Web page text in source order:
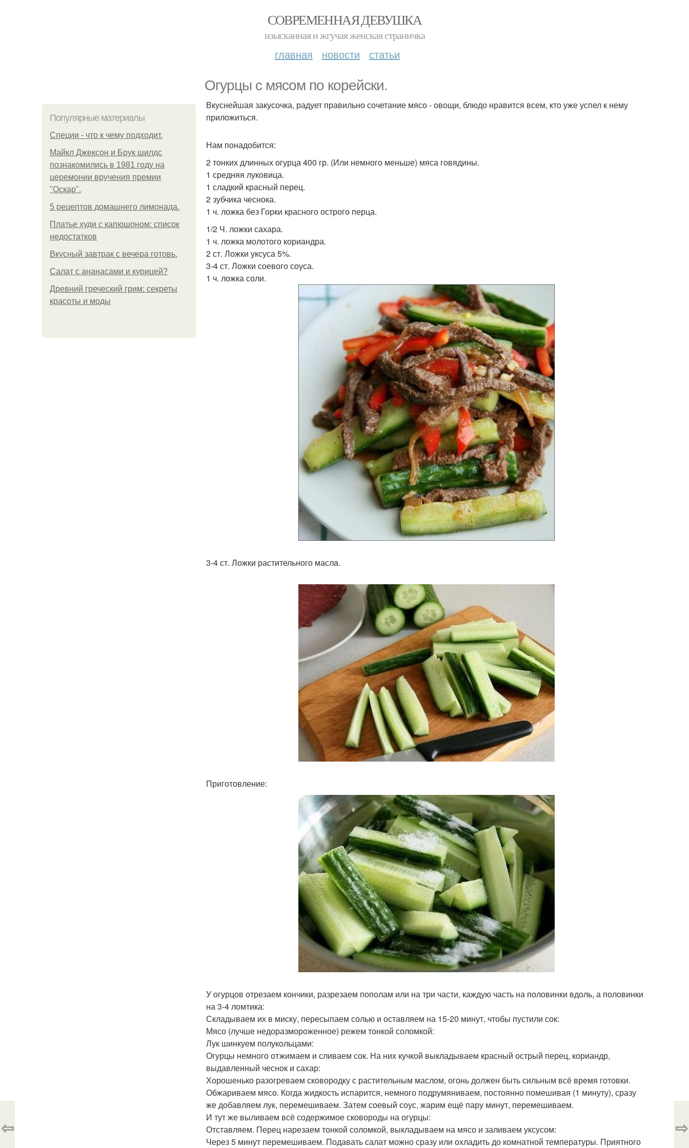
СОВРЕМЕННАЯ ДЕВУШКА
изысканная и жгучая женская страничка
главная новости статьи
Огурцы с мясом по корейски.
Популярные материалы
Специи - что к чему подходит.
Майкл Джексон и Брук шилдс
познакомились в 1981 году на
церемонии вручения премии
"Оскар".
5 рецептов домашнего лимонада.
Платье худи с капюшоном: список
недостатков
Вкусный завтрак с вечера готовь.
Салат с ананасами и курицей?
Древний греческий грим: секреты
красоты и моды
Вкуснейшая закусочка, радует правильно сочетание мясо - овощи, блюдо нравится всем, кто уже успел к нему
приложиться.
Нам понадобится:
2 тонких длинных огурца 400 гр. (Или немного меньше) мяса говядины.
1 средняя луковица.
1 сладкий красный перец.
2 зубчика чеснока.
1 ч. ложка без Горки красного острого перца.
1/2 Ч. ложки сахара.
1 ч. ложка молотого кориандра.
2 ст. Ложки уксуса 5%.
3-4 ст. Ложки соевого соуса.
1 ч. ложка соли.
3-4 ст. Ложки растительного маслa.
Приготовление:
У огурцов отрезаем кончики, разрезаем пополам или на три части, каждую часть на половинки вдоль, а половинки
на 3-4 ломтика:
Складываем их в миску, пересыпаем солью и оставляем на 15-20 минут, чтобы пустили сок:
Мясо (лучше недоразмороженное) режем тонкой соломкой:
Лук шинкуем полукольцами:
Огурцы немного отжимаем и сливаем сок. На них кучкой выкладываем красный острый перец, кориандр,
выдавленный чеснок и сахар:
Хорошенько разогреваем сковородку с растительным маслом, огонь должен быть сильным всё время готовки.
Обжариваем мясо. Когда жидкость испарится, немного подрумяниваем, постоянно помешивая (1 минуту), сразу
же добавляем лук, перемешиваем. Затем соевый соус, жарим ещё пару минут, перемешиваем.
И тут же выливаем всё содержимое сковороды на огурцы:
Отставляем. Перец нарезаем тонкой соломкой, выкладываем на мясо и заливаем уксусом:
Через 5 минут перемешиваем. Подавать салат можно сразу или охладить до комнатной температуры. Приятного
⇦ ⇨